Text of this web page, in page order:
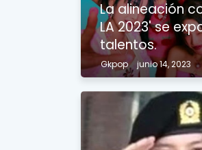
La alineación
LA 2023' se
talentos.
Gkpop junio 14, 2023